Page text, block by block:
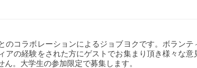
コラボレーションによるジョブヨクです。ボラン
の経験をされた方にゲストでお集まり頂き様々な
。大学生の参加限定で募集します。